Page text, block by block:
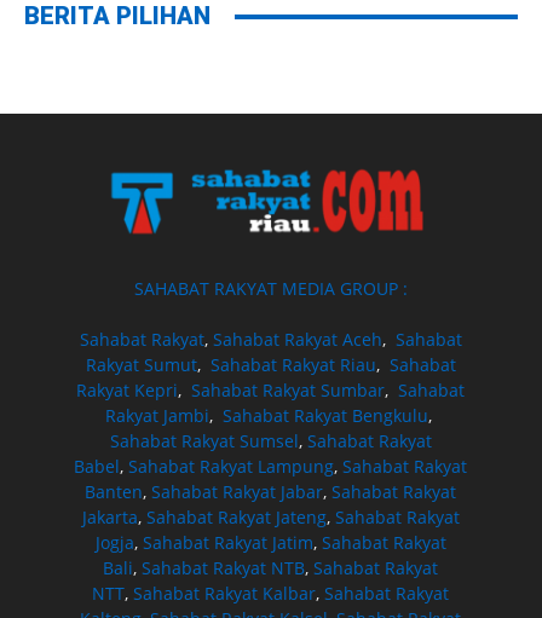
BERITA PILIHAN
SAHABAT RAKYAT MEDIA GROUP :
Sahabat Rakyat, Sahabat Rakyat Aceh, Sahabat
Rakyat Sumut, Sahabat Rakyat Riau, Sahabat
Rakyat Kepri, Sahabat Rakyat Sumbar, Sahabat
Rakyat Jambi, Sahabat Rakyat Bengkulu,
Sahabat Rakyat Sumsel, Sahabat Rakyat
Babel, Sahabat Rakyat Lampung, Sahabat Rakyat
Banten, Sahabat Rakyat Jabar, Sahabat Rakyat
Jakarta, Sahabat Rakyat Jateng, Sahabat Rakyat
Jogja, Sahabat Rakyat Jatim, Sahabat Rakyat
Bali, Sahabat Rakyat NTB, Sahabat Rakyat
NTT, Sahabat Rakyat Kalbar, Sahabat Rakyat